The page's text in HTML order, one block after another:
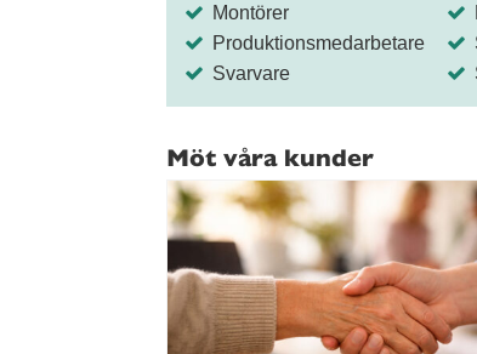
Montörer
Produktionsmedarbetare
Svarvare
Möt våra kunder